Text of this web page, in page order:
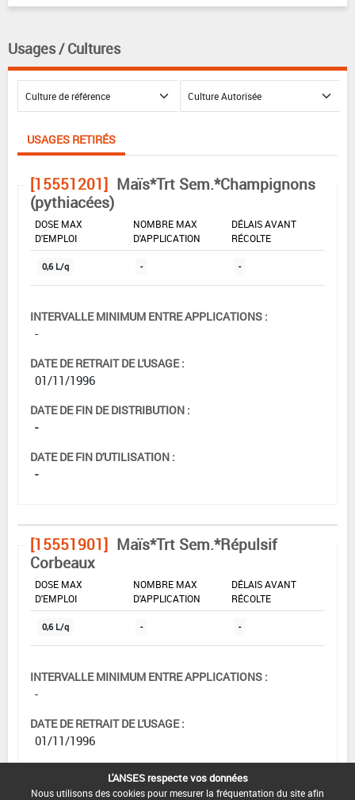
Usages / Cultures
USAGES RETIRÉS
[15551201] Maïs*Trt Sem.*Champignons
(pythiacées)
DOSE MAX
D'EMPLOI
NOMBRE MAX
D'APPLICATION
DÉLAIS AVANT
RÉCOLTE
0,6 L/q - -
INTERVALLE MINIMUM ENTRE APPLICATIONS :
-
DATE DE RETRAIT DE L'USAGE :
01/11/1996
DATE DE FIN DE DISTRIBUTION :
-
DATE DE FIN D'UTILISATION :
-
[15551901] Maïs*Trt Sem.*Répulsif
Corbeaux
DOSE MAX
D'EMPLOI
NOMBRE MAX
D'APPLICATION
DÉLAIS AVANT
RÉCOLTE
0,6 L/q - -
INTERVALLE MINIMUM ENTRE APPLICATIONS :
-
DATE DE RETRAIT DE L'USAGE :
01/11/1996
DATE DE FIN DE DISTRIBUTION :
-
L'ANSES respecte vos données
Nous utilisons des cookies pour mesurer la fréquentation du site afin